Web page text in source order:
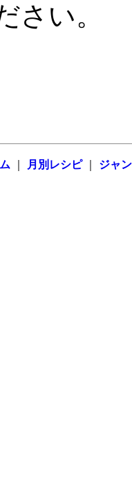
さい。
月別レシピ ジャ